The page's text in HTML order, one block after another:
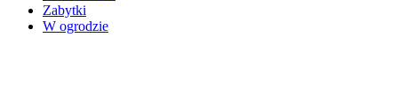
Zabytki
W ogrodzie